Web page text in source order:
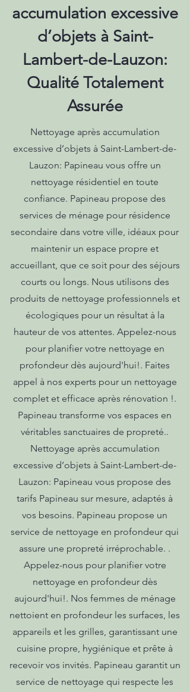
accumulation excessive
d’objets à Saint-
Lambert-de-Lauzon:
Qualité Totalement
Assurée
Nettoyage après accumulation
excessive d’objets à Saint-Lambert-de-
Lauzon: Papineau vous offre un
nettoyage résidentiel en toute
confiance. Papineau propose des
services de ménage pour résidence
secondaire dans votre ville, idéaux pour
maintenir un espace propre et
accueillant, que ce soit pour des séjours
courts ou longs. Nous utilisons des
produits de nettoyage professionnels et
écologiques pour un résultat à la
hauteur de vos attentes. Appelez-nous
pour planifier votre nettoyage en
profondeur dès aujourd'hui!. Faites
appel à nos experts pour un nettoyage
complet et efficace après rénovation !.
Papineau transforme vos espaces en
véritables sanctuaires de propreté..
Nettoyage après accumulation
excessive d’objets à Saint-Lambert-de-
Lauzon: Papineau vous propose des
tarifs Papineau sur mesure, adaptés à
vos besoins. Papineau propose un
service de nettoyage en profondeur qui
assure une propreté irréprochable. .
Appelez-nous pour planifier votre
nettoyage en profondeur dès
aujourd'hui!. Nos femmes de ménage
nettoient en profondeur les surfaces, les
appareils et les grilles, garantissant une
cuisine propre, hygiénique et prête à
recevoir vos invités. Papineau garantit un
service de nettoyage qui respecte les